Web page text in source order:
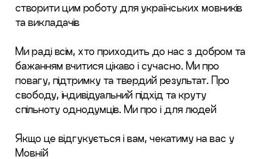
створити цим роботу для українських мовників
та викладачів
Ми раді всім, хто приходить до нас з добром та
бажанням вчитися цікаво і сучасно. Ми про
повагу, підтримку та твердий результат. Про
свободу, індивідуальний підхід та круту
спільноту однодумців. Ми про і для людей
Якщо це відгукується і вам, чекатиму на вас у
Мовній